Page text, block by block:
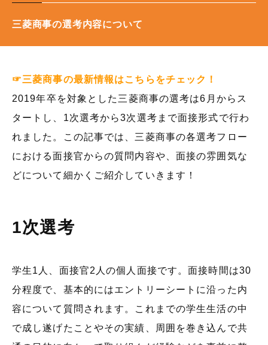
三菱商事の選考内容について
☞三菱商事の最新情報はこちらをチェック！
2019年卒を対象とした三菱商事の選考は6月からス
タートし、1次選考から3次選考まで面接形式で行わ
れました。この記事では、三菱商事の各選考フロー
における面接官からの質問内容や、面接の雰囲気な
どについて細かくご紹介していきます！
1次選考
学生1人、面接官2人の個人面接です。面接時間は30
分程度で、基本的にはエントリーシートに沿った内
容について質問されます。これまでの学生生活の中
で成し遂げたことやその実績、周囲を巻き込んで共